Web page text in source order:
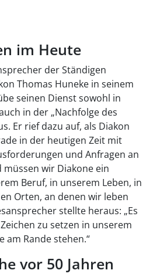
im Heute
der Ständigen
Thomas Huneke in seinem
seinen Dienst sowohl in
in der „Nachfolge des
Er rief dazu auf, als Diakon
in der heutigen Zeit mit
und Anfragen an
wir Diakone ein
Beruf, in unserem Leben, in
Orten, an denen wir leben
stellte heraus: „Es
zu setzen in unserem
am Rande stehen.“
vor 50 Jahren